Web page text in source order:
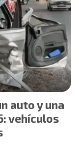
auto y una
vehículos